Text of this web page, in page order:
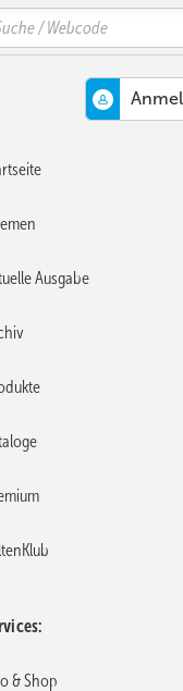
Klimatechnik
➔ Olaf
Ausgabe
& Shop